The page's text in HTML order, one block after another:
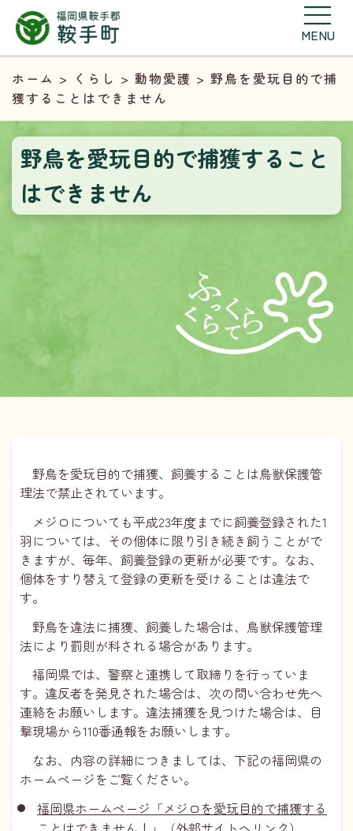
MENU
ホーム > くらし > 動物愛護 > 野鳥を愛玩目的で捕
獲することはできません
野鳥を愛玩目的で捕獲すること
はできません
野鳥を愛玩目的で捕獲、飼養することは鳥獣保護管
理法で禁止されています。
メジロについても平成23年度までに飼養登録された1
羽については、その個体に限り引き続き飼うことがで
きますが、毎年、飼養登録の更新が必要です。なお、
個体をすり替えて登録の更新を受けることは違法で
す。
野鳥を違法に捕獲、飼養した場合は、鳥獣保護管理
法により罰則が科される場合があります。
福岡県では、警察と連携して取締りを行っていま
す。違反者を発見された場合は、次の問い合わせ先へ
連絡をお願いします。違法捕獲を見つけた場合は、目
撃現場から110番通報をお願いします。
なお、内容の詳細につきましては、下記の福岡県の
ホームページをご覧ください。
福岡県ホームページ「メジロを愛玩目的で捕獲する